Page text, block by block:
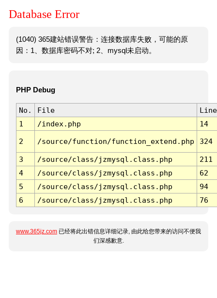
Database Error
(1040) 365建站错误警告：连接数据库失败，可能的原
因：1、数据库密码不对; 2、mysql未启动。
PHP Debug
No. File
Line
1
/index.php 14
2 /source/function/function_extend.php 324
3 /source/class/jzmysql.class.php
211
4
/source/class/jzmysql.class.php
62
5
/source/class/jzmysql.class.php
94
6
/source/class/jzmysql.class.php 76
www.365jz.com 已经将此出错信息详细记录, 由此给您带来的访问不便我
们深感歉意.